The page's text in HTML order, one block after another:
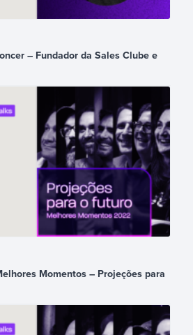
– Fundador da Sales Clube e
Momentos – Projeções para